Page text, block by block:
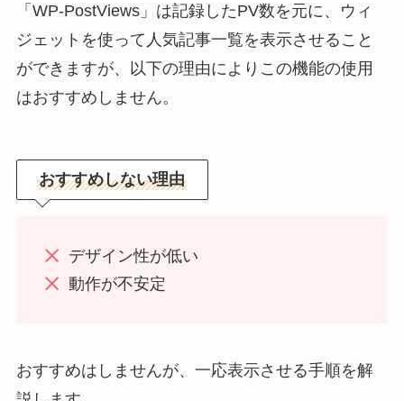
「WP-PostViews」は記録したPV数を元に、ウィ
ジェットを使って人気記事一覧を表示させること
ができますが、以下の理由によりこの機能の使用
はおすすめしません。
おすすめしない理由
デザイン性が低い
動作が不安定
おすすめはしませんが、一応表示させる手順を解